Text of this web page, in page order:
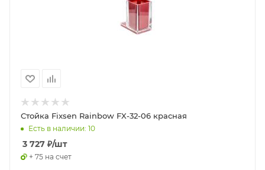
Стойка Fixsen Rainbow FX-32-06 красная
Есть в наличии: 10
3 727 ₽/шт
+ 75 на счет